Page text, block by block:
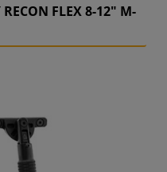
FLEX 8-12" M-